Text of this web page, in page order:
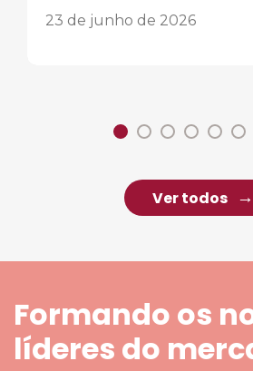
23 de junho de 2026
Ver todos
Formando os
líderes do